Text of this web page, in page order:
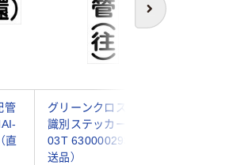
次へ
管
直
グリーンクロス 配管
識別ステッカー HAI-
03T 6300002939（直
送品）